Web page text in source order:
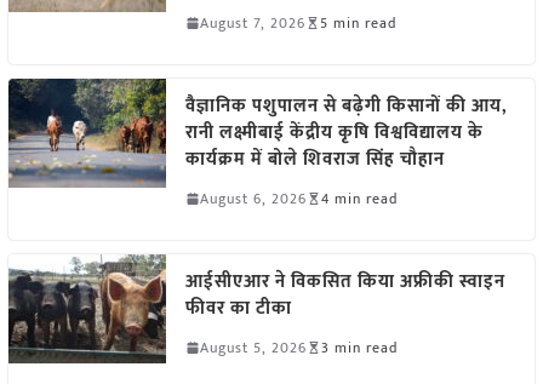
August 7, 2026 5 min read
वैज्ञानिक पशुपालन से बढ़ेगी किसानों की आय,
रानी लक्ष्मीबाई केंद्रीय कृषि विश्वविद्यालय के
कार्यक्रम में बोले शिवराज सिंह चौहान
August 6, 2026 4 min read
आईसीएआर ने विकसित किया अफ्रीकी स्वाइन
फीवर का टीका
August 5, 2026 3 min read